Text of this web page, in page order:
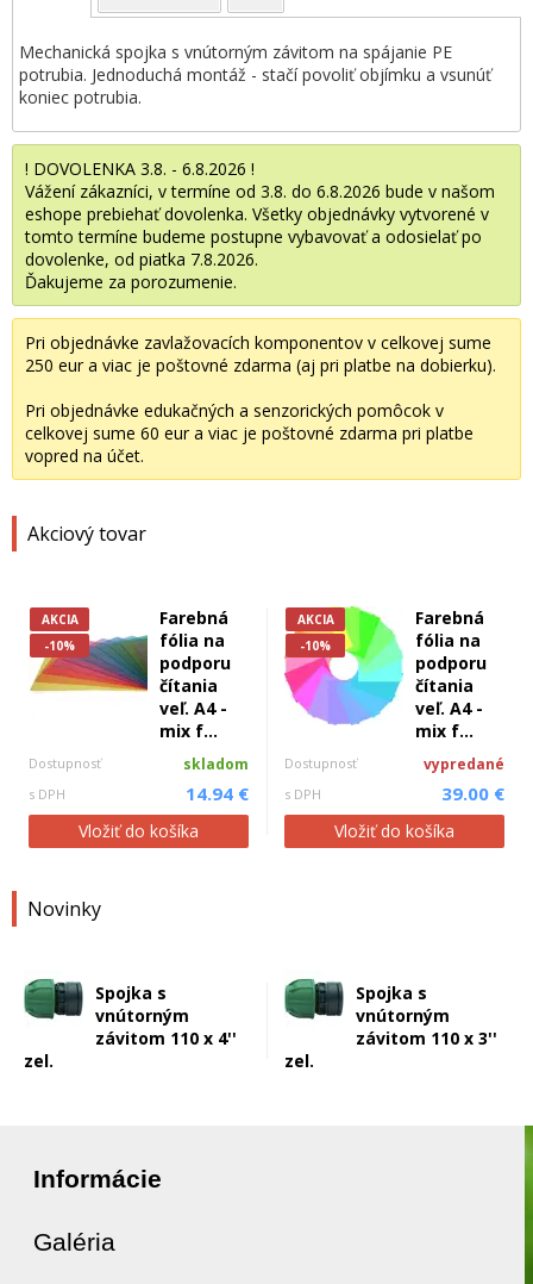
! DOVOLENKA 3.8. - 6.8.2026 !
Vážení zákazníci, v termíne od 3.8. do 6.8.2026 bude v našom
eshope prebiehať dovolenka. Všetky objednávky vytvorené v
tomto termíne budeme postupne vybavovať a odosielať po
dovolenke, od piatka 7.8.2026.
Ďakujeme za porozumenie.
Pri objednávke zavlažovacích komponentov v celkovej sume
250 eur a viac je poštovné zdarma (aj pri platbe na dobierku).
Pri objednávke edukačných a senzorických pomôcok v
celkovej sume 60 eur a viac je poštovné zdarma pri platbe
vopred na účet.
Akciový tovar
AKCIA
-10%
Farebná
fólia na
podporu
čítania
veľ. A4 -
mix f...
Dostupnosť skladom
s DPH 14.94 €
Vložiť do košíka
AKCIA
-10%
Farebná
fólia na
podporu
čítania
veľ. A4 -
mix f...
Dostupnosť vypredané
s DPH 39.00 €
Vložiť do košíka
Novinky
Spojka s
vnútorným
závitom 110 x 4''
zel.
Spojka s
vnútorným
závitom 110 x 3''
zel.
Mechanická spojka s vnútorným závitom na spájanie PE
potrubia. Jednoduchá montáž - stačí povoliť objímku a vsunúť
koniec potrubia.
Informácie
Galéria